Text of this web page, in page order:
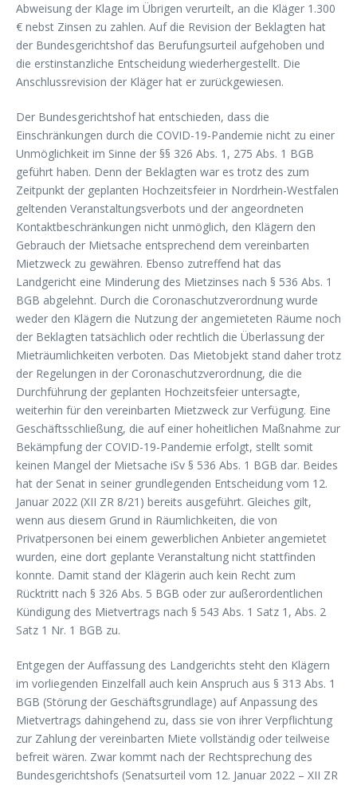
Abweisung der Klage im Übrigen verurteilt, an die Kläger 1.300
€ nebst Zinsen zu zahlen. Auf die Revision der Beklagten hat
der Bundesgerichtshof das Berufungsurteil aufgehoben und
die erstinstanzliche Entscheidung wiederhergestellt. Die
Anschlussrevision der Kläger hat er zurückgewiesen.
Der Bundesgerichtshof hat entschieden, dass die
Einschränkungen durch die COVID-19-Pandemie nicht zu einer
Unmöglichkeit im Sinne der §§ 326 Abs. 1, 275 Abs. 1 BGB
geführt haben. Denn der Beklagten war es trotz des zum
Zeitpunkt der geplanten Hochzeitsfeier in Nordrhein-Westfalen
geltenden Veranstaltungsverbots und der angeordneten
Kontaktbeschränkungen nicht unmöglich, den Klägern den
Gebrauch der Mietsache entsprechend dem vereinbarten
Mietzweck zu gewähren. Ebenso zutreffend hat das
Landgericht eine Minderung des Mietzinses nach § 536 Abs. 1
BGB abgelehnt. Durch die Coronaschutzverordnung wurde
weder den Klägern die Nutzung der angemieteten Räume noch
der Beklagten tatsächlich oder rechtlich die Überlassung der
Mieträumlichkeiten verboten. Das Mietobjekt stand daher trotz
der Regelungen in der Coronaschutzverordnung, die die
Durchführung der geplanten Hochzeitsfeier untersagte,
weiterhin für den vereinbarten Mietzweck zur Verfügung. Eine
Geschäftsschließung, die auf einer hoheitlichen Maßnahme zur
Bekämpfung der COVID-19-Pandemie erfolgt, stellt somit
keinen Mangel der Mietsache iSv § 536 Abs. 1 BGB dar. Beides
hat der Senat in seiner grundlegenden Entscheidung vom 12.
Januar 2022 (XII ZR 8/21) bereits ausgeführt. Gleiches gilt,
wenn aus diesem Grund in Räumlichkeiten, die von
Privatpersonen bei einem gewerblichen Anbieter angemietet
wurden, eine dort geplante Veranstaltung nicht stattfinden
konnte. Damit stand der Klägerin auch kein Recht zum
Rücktritt nach § 326 Abs. 5 BGB oder zur außerordentlichen
Kündigung des Mietvertrags nach § 543 Abs. 1 Satz 1, Abs. 2
Satz 1 Nr. 1 BGB zu.
Entgegen der Auffassung des Landgerichts steht den Klägern
im vorliegenden Einzelfall auch kein Anspruch aus § 313 Abs. 1
BGB (Störung der Geschäftsgrundlage) auf Anpassung des
Mietvertrags dahingehend zu, dass sie von ihrer Verpflichtung
zur Zahlung der vereinbarten Miete vollständig oder teilweise
befreit wären. Zwar kommt nach der Rechtsprechung des
Bundesgerichtshofs (Senatsurteil vom 12. Januar 2022 – XII ZR